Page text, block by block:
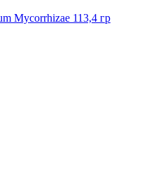
Mycorrhizae 113,4 гр